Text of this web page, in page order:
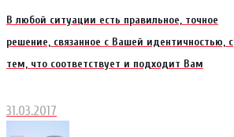
В любой ситуации есть правильное, точное
решение, связанное с Вашей идентичностью, с
тем, что соответствует и подходит Вам
31.03.2017